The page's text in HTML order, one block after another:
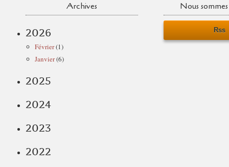
Archives
2026
Février(1)
Janvier(6)
2025
2024
2023
2022
Nous
Rss